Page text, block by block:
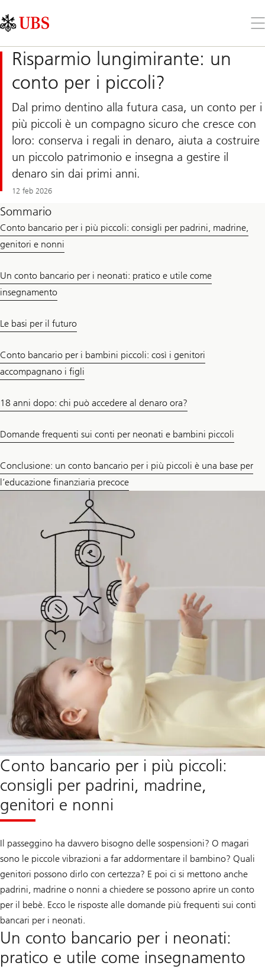
Links
Area
il
Risparmio lungimirante: un
conto per i piccoli?
Dal primo dentino alla futura casa, un conto per i
più piccoli è un compagno sicuro che cresce con
loro: conserva i regali in denaro, aiuta a costruire
un piccolo patrimonio e insegna a gestire il
denaro sin dai primi anni.
12 feb 2026
Sommario
Conto bancario per i più piccoli: consigli per padrini, madrine,
genitori e nonni
Un conto bancario per i neonati: pratico e utile come
insegnamento
Le basi per il futuro
Conto bancario per i bambini piccoli: così i genitori
accompagnano i figli
18 anni dopo: chi può accedere al denaro ora?
Domande frequenti sui conti per neonati e bambini piccoli
Conclusione: un conto bancario per i più piccoli è una base per
l’educazione finanziaria precoce
Conto bancario per i più piccoli:
consigli per padrini, madrine,
genitori e nonni
Il passeggino ha davvero bisogno delle sospensioni? O magari
sono le piccole vibrazioni a far addormentare il bambino? Quali
genitori possono dirlo con certezza? E poi ci si mettono anche
padrini, madrine o nonni a chiedere se possono aprire un conto
per il bebè. Ecco le risposte alle domande più frequenti sui conti
bancari per i neonati.
Un conto bancario per i neonati:
pratico e utile come insegnamento